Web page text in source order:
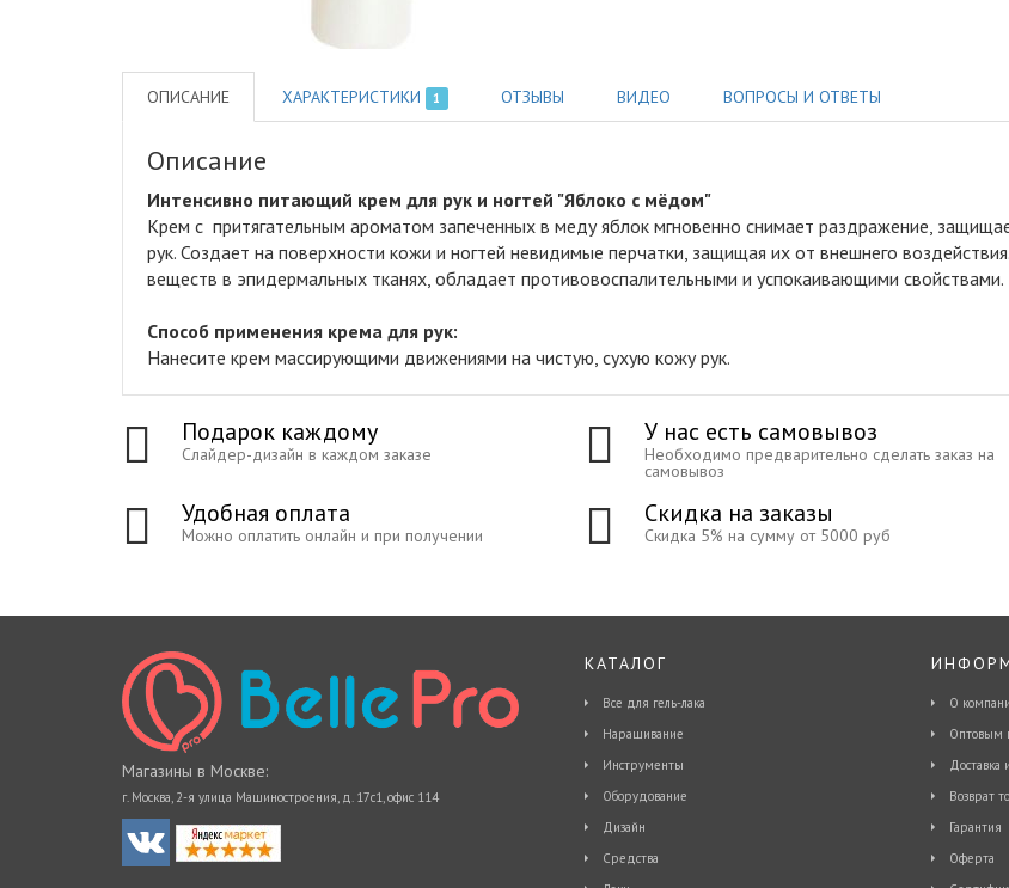
ОПИСАНИЕ ХАРАКТЕРИСТИКИ 1 ОТЗЫВЫ ВИДЕО ВОПРОСЫ И ОТВЕТЫ
Описание
Интенсивно питающий крем для рук и ногтей "Яблоко с мёдом"
Крем с притягательным ароматом запеченных в меду яблок мгновенно снимает раздражение,
рук. Создает на поверхности кожи и ногтей невидимые перчатки, защищая их от внешнего
веществ в эпидермальных тканях, обладает противовоспалительными и успокаивающими свойствами.
Способ применения крема для рук:
Нанесите крем массирующими движениями на чистую, сухую кожу рук.
Подарок каждому
Слайдер-дизайн в каждом заказе
У нас есть самовывоз
Необходимо предварительно сделать заказ на
самовывоз
Удобная оплата
Можно оплатить онлайн и при получении
Скидка на заказы
Скидка 5% на сумму от 5000 руб
Магазины в Москве:
г. Москва, 2-я улица Машиностроения, д. 17с1, офис 114
КАТАЛОГ
Все для гель-лака
Наращивание
Инструменты
Оборудование
Дизайн
Средства
О
Оптовым
Доставка
Возврат
Гарантия
Оферта